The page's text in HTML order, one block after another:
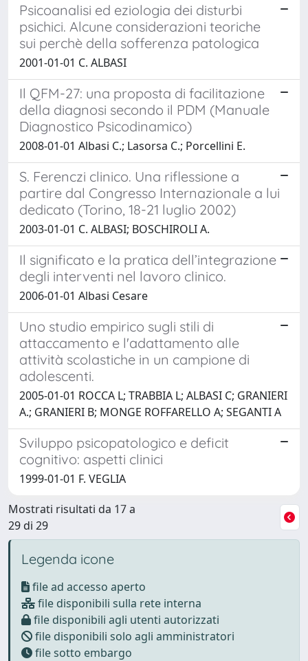
Psicoanalisi ed eziologia dei disturbi
psichici. Alcune considerazioni teoriche
sui perchè della sofferenza patologica
2001-01-01 C. ALBASI
Il QFM-27: una proposta di facilitazione
della diagnosi secondo il PDM (Manuale
Diagnostico Psicodinamico)
2008-01-01 Albasi C.; Lasorsa C.; Porcellini E.
S. Ferenczi clinico. Una riflessione a
partire dal Congresso Internazionale a lui
dedicato (Torino, 18-21 luglio 2002)
2003-01-01 C. ALBASI; BOSCHIROLI A.
Il significato e la pratica dell’integrazione
degli interventi nel lavoro clinico.
2006-01-01 Albasi Cesare
Uno studio empirico sugli stili di
attaccamento e l'adattamento alle
attività scolastiche in un campione di
adolescenti.
2005-01-01 ROCCA L; TRABBIA L; ALBASI C; GRANIERI
A.; GRANIERI B; MONGE ROFFARELLO A; SEGANTI A
Sviluppo psicopatologico e deficit
cognitivo: aspetti clinici
1999-01-01 F. VEGLIA
Mostrati risultati da 17 a
29 di 29
Legenda icone
file ad accesso aperto
file disponibili sulla rete interna
file disponibili agli utenti autorizzati
file disponibili solo agli amministratori
file sotto embargo